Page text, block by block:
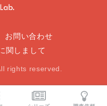
お問い合わせ
関しまして
rights reserved.